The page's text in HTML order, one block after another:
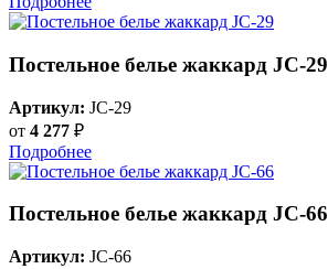
Постельное белье жаккард JC-29
Артикул: JC-29
от 4 277 ₽
Подробнее
Постельное белье жаккард JC-66
Артикул: JC-66